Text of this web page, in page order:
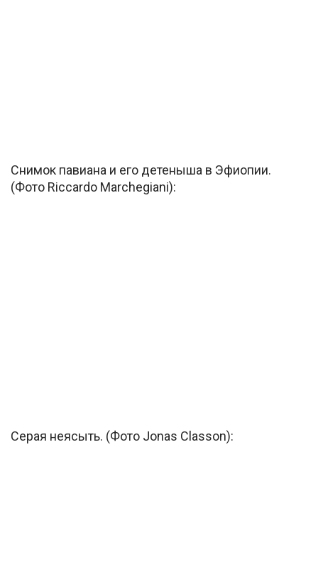
Снимок павиана и его детеныша в Эфиопии.
(Фото Riccardo Marchegiani):
Серая неясыть. (Фото Jonas Classon):